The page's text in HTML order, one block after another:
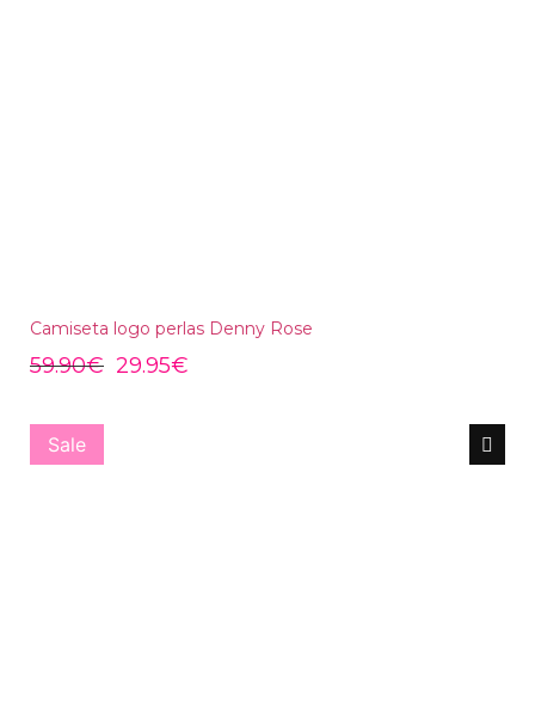
Camiseta logo perlas Denny Rose
59.90€ 29.95€
Sale